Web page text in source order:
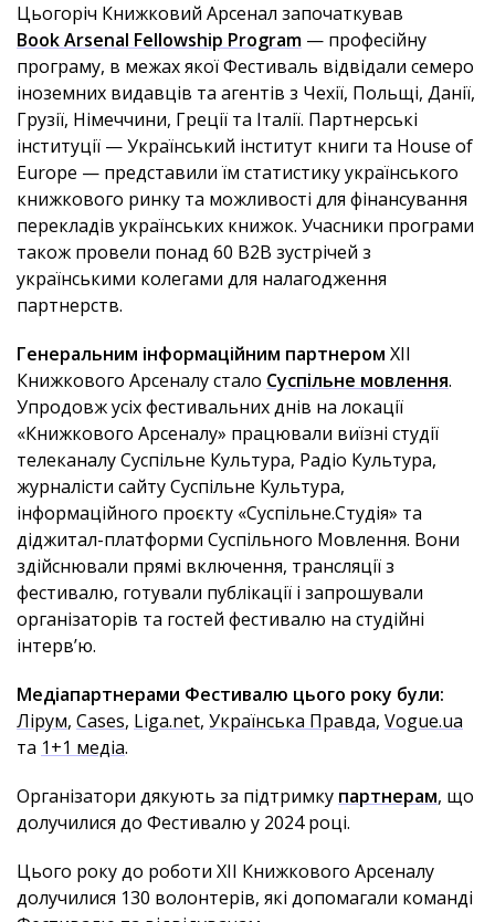
Цьогоріч Книжковий Арсенал започаткував
Book Arsenal Fellowship Program — професійну
програму, в межах якої Фестиваль відвідали семеро
іноземних видавців та агентів з Чехії, Польщі, Данії,
Грузії, Німеччини, Греції та Італії. Партнерські
інституції — Український інститут книги та House of
Europe — представили їм статистику українського
книжкового ринку та можливості для фінансування
перекладів українських книжок. Учасники програми
також провели понад 60 B2B зустрічей з
українськими колегами для налагодження
партнерств.
Генеральним інформаційним партнером ХІІ
Книжкового Арсеналу стало Суспільне мовлення.
Упродовж усіх фестивальних днів на локації
«Книжкового Арсеналу» працювали виїзні студії
телеканалу Суспільне Культура, Радіо Культура,
журналісти сайту Суспільне Культура,
інформаційного проєкту «Суспільне.Студія» та
діджитал-платформи Суспільного Мовлення. Вони
здійснювали прямі включення, трансляції з
фестивалю, готували публікації і запрошували
організаторів та гостей фестивалю на студійні
інтерв’ю.
Медіапартнерами Фестивалю цього року були:
Лірум, Cases, Liga.net, Українська Правда, Vogue.ua
та 1+1 медіа.
Організатори дякують за підтримку партнерам, що
долучилися до Фестивалю у 2024 році.
Цього року до роботи ХІІ Книжкового Арсеналу
долучилися 130 волонтерів, які допомагали команді